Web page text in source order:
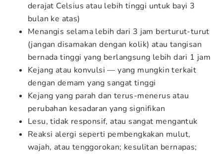
derajat Celsius atau lebih tinggi untuk bayi 3
bulan ke atas)
Menangis selama lebih dari 3 jam berturut-turut
(jangan disamakan dengan kolik) atau tangisan
bernada tinggi yang berlangsung lebih dari 1 jam
Kejang atau konvulsi — yang mungkin terkait
dengan demam yang sangat tinggi
Kejang yang parah dan terus-menerus atau
perubahan kesadaran yang signifikan
Lesu, tidak responsif, atau sangat mengantuk
Reaksi alergi seperti pembengkakan mulut,
wajah, atau tenggorokan; kesulitan bernapas;